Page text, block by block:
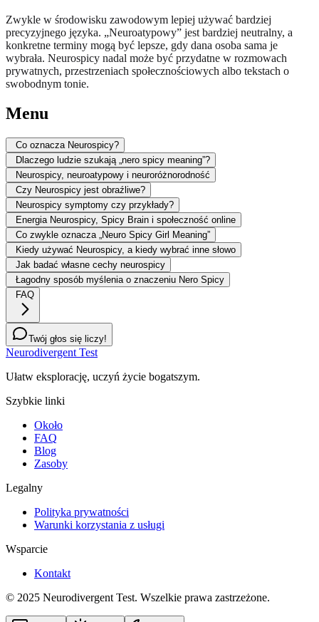
Zwykle w środowisku zawodowym lepiej używać bardziej
precyzyjnego języka. „Neuroatypowy” jest bardziej neutralny, a
konkretne terminy mogą być lepsze, gdy dana osoba sama je
wybrała. Neurospicy nadal może być przydatne w rozmowach
prywatnych, przestrzeniach społecznościowych albo tekstach o
swobodnym tonie.
Menu
Co oznacza Neurospicy?
Dlaczego ludzie szukają „nero spicy meaning”?
Neurospicy, neuroatypowy i neuroróżnorodność
Czy Neurospicy jest obraźliwe?
Neurospicy symptomy czy przykłady?
Energia Neurospicy, Spicy Brain i społeczność online
Co zwykle oznacza „Neuro Spicy Girl Meaning”
Kiedy używać Neurospicy, a kiedy wybrać inne słowo
Jak badać własne cechy neurospicy
Łagodny sposób myślenia o znaczeniu Nero Spicy
FAQ
Twój głos się liczy!
Neurodivergent Test
Ułatw eksplorację, uczyń życie bogatszym.
Szybkie linki
Około
FAQ
Blog
Zasoby
Legalny
Polityka prywatności
Warunki korzystania z usługi
Wsparcie
Kontakt
© 2025 Neurodivergent Test. Wszelkie prawa zastrzeżone.